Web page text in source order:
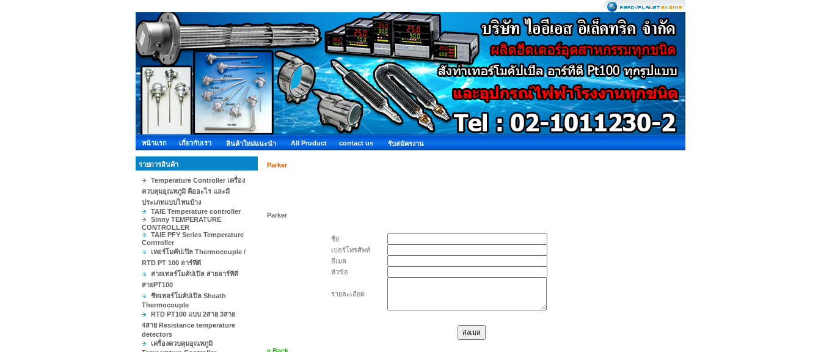
หน้าแรก เกี่ยวกับเรา สินค้าใหม่แนะนำ All Product contact us รับสมัครงาน
รายการสินค้า
Temperature Controller เครื่อง
ควบคุมอุณหภูมิ คืออะไร และมี
ประเภทแบบไหนบ้าง
TAIE Temperature controller
Sinny TEMPERATURE
CONTROLLER
TAIE PFY Series Temperature
Controller
เทอร์โมคัปเปิล Thermocouple /
RTD PT 100 อาร์ทีดี
สายเทอร์โมคัปเปิล สายอาร์ทีดี
สายPT100
ชีทเทอร์โมคัปเปิล Sheath
Thermocouple
RTD PT100 แบบ 2สาย 3สาย
4สาย Resistance temperature
detectors
เครื่องควบคุมอุณหภูมิ
Parker
Parker
ชื่อ
เบอร์โทรศัพท์
อีเมล
หัวข้อ
รายละเอียด